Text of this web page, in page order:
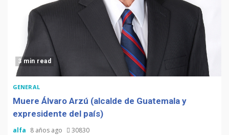
3 min read
GENERAL
Muere Álvaro Arzú (alcalde de Guatemala y
expresidente del país)
alfa 8 años ago 30830